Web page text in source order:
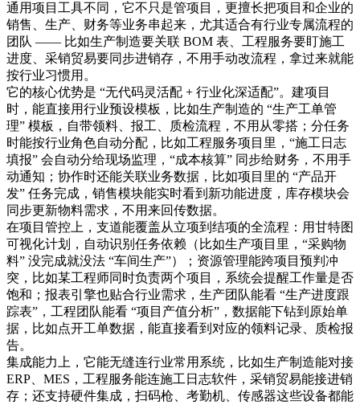
通用项目工具不同，它不只是管项目，更擅长把项目和企业的
销售、生产、财务等业务串起来，尤其适合有行业专属流程的
团队 —— 比如生产制造要关联 BOM 表、工程服务要盯施工
进度、采销贸易要同步进销存，不用手动改流程，拿过来就能
按行业习惯用。
它的核心优势是 “无代码灵活配 + 行业化深适配”。建项目
时，能直接用行业预设模板，比如生产制造的 “生产工单管
理” 模板，自带领料、报工、质检流程，不用从零搭；分任务
时能按行业角色自动分配，比如工程服务项目里，“施工日志
填报” 会自动分给现场监理，“成本核算” 同步给财务，不用手
动通知；协作时还能关联业务数据，比如项目里的 “产品开
发” 任务完成，销售模块能实时看到新功能进度，库存模块会
同步更新物料需求，不用来回传数据。
在项目管控上，支道能覆盖从立项到结项的全流程：用甘特图
可视化计划，自动识别任务依赖（比如生产项目里，“采购物
料” 没完成就没法 “车间生产”）；资源管理能跨项目预判冲
突，比如某工程师同时负责两个项目，系统会提醒工作量是否
饱和；报表引擎也贴合行业需求，生产团队能看 “生产进度跟
踪表”，工程团队能看 “项目产值分析”，数据能下钻到原始单
据，比如点开工单数据，能直接看到对应的领料记录、质检报
告。
集成能力上，它能无缝连行业常用系统，比如生产制造能对接
ERP、MES，工程服务能连施工日志软件，采销贸易能接进销
存；还支持硬件集成，扫码枪、考勤机、传感器这些设备都能